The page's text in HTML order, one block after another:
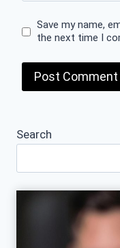
Save my name,
the next time I
Search